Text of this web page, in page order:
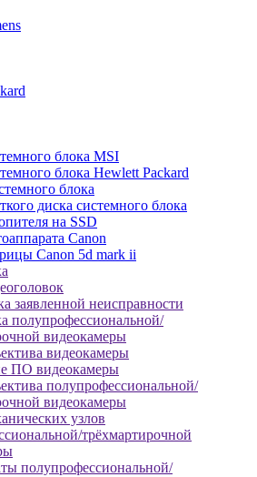
блока MSI
блока Hewlett Packard
блока
диска системного блока
на SSD
Canon
Canon 5d mark ii
заявленной неисправности
полупрофессиональной/
видеокамеры
видеокамеры
ПО видеокамеры
полупрофессиональной/
видеокамеры
узлов
трёхмартирочной
полупрофессиональной/